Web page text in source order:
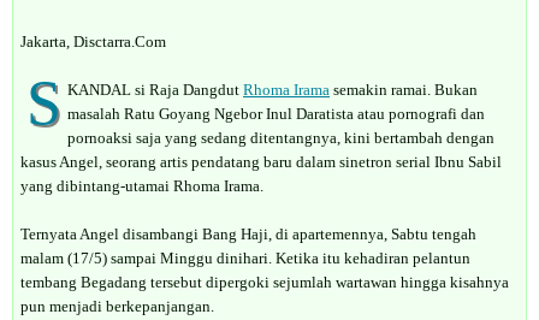
Jakarta, Disctarra.Com
S KANDAL si Raja Dangdut Rhoma Irama semakin ramai. Bukan
masalah Ratu Goyang Ngebor Inul Daratista atau pornografi dan
pornoaksi saja yang sedang ditentangnya, kini bertambah dengan
kasus Angel, seorang artis pendatang baru dalam sinetron serial Ibnu Sabil
yang dibintang-utamai Rhoma Irama.
Ternyata Angel disambangi Bang Haji, di apartemennya, Sabtu tengah
malam (17/5) sampai Minggu dinihari. Ketika itu kehadiran pelantun
tembang Begadang tersebut dipergoki sejumlah wartawan hingga kisahnya
pun menjadi berkepanjangan.